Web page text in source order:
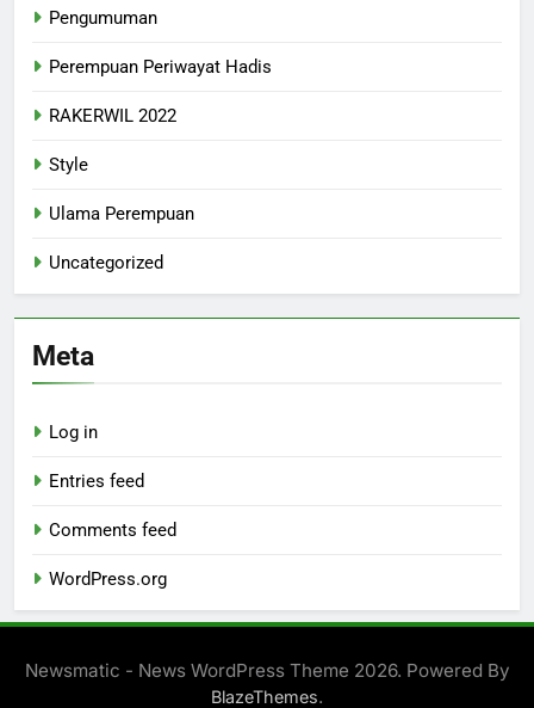
Pengumuman
Perempuan Periwayat Hadis
RAKERWIL 2022
Style
Ulama Perempuan
Uncategorized
Meta
Log in
Entries feed
Comments feed
WordPress.org
Newsmatic - News WordPress Theme 2026. Powered By
BlazeThemes.